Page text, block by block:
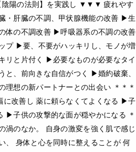
陽の法則】を実践し ▼▼▼ 疲れやす
・肝臓の不調、甲状腺機能の改善 ▶︎生
体の不調改善 ▶︎呼吸器系の不調の改善
プ ▶︎要、不要がハッキリし、モノが増
リと片付く ▶︎必要なものが必要なタイ
と、前向きな自信がつく ▶︎婚約破棄、
理想の新パートナーとの出会い ＊＊＊
に改善し 薬に頼らなくてよくなる ▶︎子
▶︎子供の攻撃的な面が穏やかになる ＊
渦のなか。 自身の激変を強く肌で感じ
、 身体と心を同時に整えることが 何